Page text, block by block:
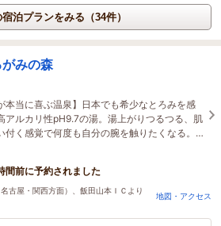
泊プランをみる（34件）
みの森
本当に喜ぶ温泉】日本でも希少なとろみを感
アルカリ性pH9.7の湯。湯上がりつるつる、肌
付く感覚で何度も自分の腕を触りたくなる。
てる間から変わる、他では味わえない極上の
間前に予約されました
古屋・関西方面）、飯田山本ＩＣより
地図・アクセス